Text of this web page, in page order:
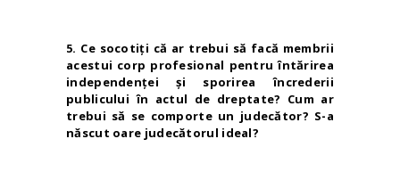
5. Ce socotiţi că ar trebui să facă membrii
acestui corp profesional pentru întărirea
independenţei şi sporirea încrederii
publicului în actul de dreptate? Cum ar
trebui să se comporte un judecător? S-a
născut oare judecătorul ideal?